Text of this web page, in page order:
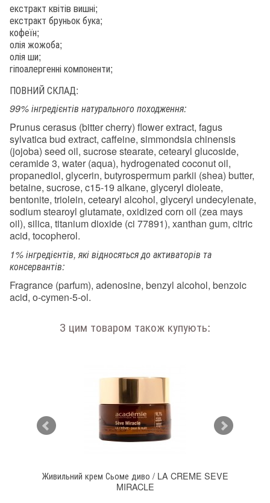
екстракт квітів вишні;
екстракт бруньок бука;
кофеїн;
олія жожоба;
олія ши;
гіпоалергенні компоненти;
ПОВНИЙ СКЛАД:
99% інгредієнтів натурального походження:
Prunus cerasus (bitter cherry) flower extract, fagus
sylvatica bud extract, caffeine, simmondsia chinensis
(jojoba) seed oil, sucrose stearate, cetearyl glucoside,
ceramide 3, water (aqua), hydrogenated coconut oil,
propanediol, glycerin, butyrospermum parkii (shea) butter,
betaine, sucrose, c15-19 alkane, glyceryl dioleate,
bentonite, triolein, cetearyl alcohol, glyceryl undecylenate,
sodium stearoyl glutamate, oxidized corn oil (zea mays
oil), silica, titanium dioxide (ci 77891), xanthan gum, citric
acid, tocopherol.
1% інгредієнтів, які відносяться до активаторів та
консервантів:
Fragrance (parfum), adenosine, benzyl alcohol, benzoic
acid, o-cymen-5-ol.
З цим товаром також купують:
Живильний крем Сьоме диво / LA CREME SEVE
MIRACLE